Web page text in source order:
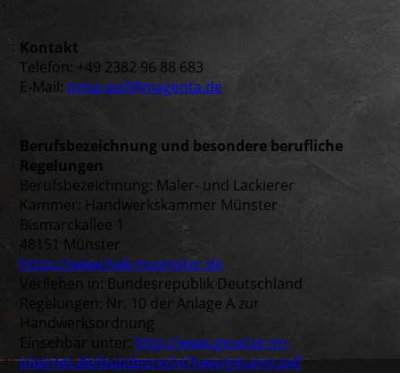
Kontakt
Telefon: +49 2382 96 88 683
E-Mail: mma-waf@magenta.de
Berufsbezeichnung und besondere berufliche
Regelungen
Berufsbezeichnung: Maler- und Lackierer
Kammer: Handwerkskammer Münster
Bismarckallee 1
48151 Münster
https://www.hwk-muenster.de
Verliehen in: Bundesrepublik Deutschland
Regelungen: Nr. 10 der Anlage A zur
Handwerksordnung
Einsehbar unter: http://www.gesetze-im-
internet.de/bundesrecht/hwo/gesamt.pdf